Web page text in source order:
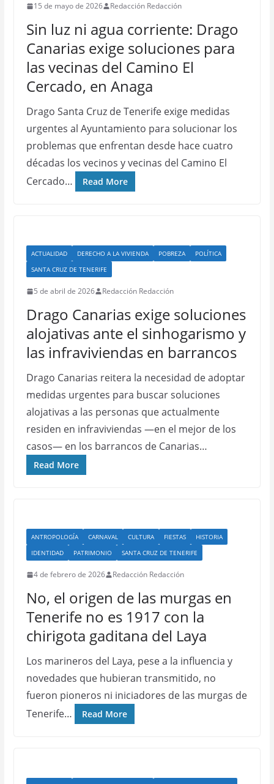
15 de mayo de 2026 Redacción Redacción
Sin luz ni agua corriente: Drago
Canarias exige soluciones para
las vecinas del Camino El
Cercado, en Anaga
Drago Santa Cruz de Tenerife exige medidas
urgentes al Ayuntamiento para solucionar los
problemas que enfrentan desde hace cuatro
décadas los vecinos y vecinas del Camino El
Cercado…
Read More
ACTUALIDAD DERECHO A LA VIVIENDA POBREZA
POLÍTICA
SANTA CRUZ DE TENERIFE
5 de abril de 2026 Redacción Redacción
Drago Canarias exige soluciones
alojativas ante el sinhogarismo y
las infraviviendas en barrancos
Drago Canarias reitera la necesidad de adoptar
medidas urgentes para buscar soluciones
alojativas a las personas que actualmente
residen en infraviviendas —en el mejor de los
casos— en los barrancos de Canarias…
Read More
ANTROPOLOGÍA CARNAVAL CULTURA FIESTAS
HISTORIA
IDENTIDAD
PATRIMONIO SANTA CRUZ DE TENERIFE
4 de febrero de 2026 Redacción Redacción
No, el origen de las murgas en
Tenerife no es 1917 con la
chirigota gaditana del Laya
Los marineros del Laya, pese a la influencia y
novedades que hubieran transmitido, no
fueron pioneros ni iniciadores de las murgas de
Tenerife…
Read More